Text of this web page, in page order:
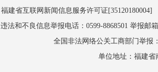
福建省互联网新闻信息服务许可证
违法和不良信息举报电话：0599-8868501 举报邮
全国非法网络公关工商部门举报
单位地址：福建省